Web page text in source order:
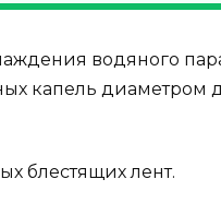
водяного
капель диаметром
блестящих лент.